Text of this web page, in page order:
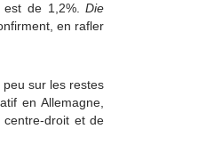
est de 1,2%.Die
en rafler
sur les restes
en Allemagne,
centre-droit et de